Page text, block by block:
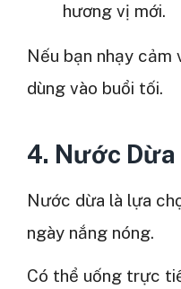
hương vị mới.
Nếu bạn nhạy cảm
dùng vào buổi tối.
4. Nước Dừa
Nước dừa là lựa
ngày nắng nóng.
Có thể uống trực